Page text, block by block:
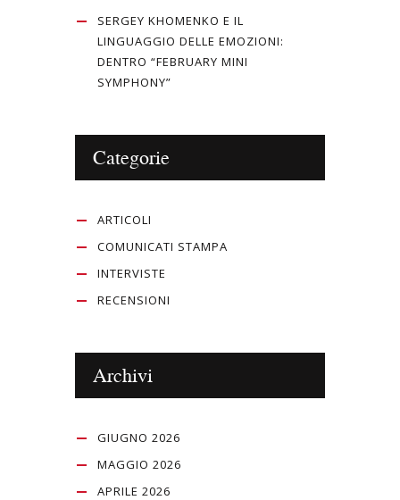
SERGEY KHOMENKO E IL
LINGUAGGIO DELLE EMOZIONI:
DENTRO “FEBRUARY MINI
SYMPHONY”
Categorie
ARTICOLI
COMUNICATI STAMPA
INTERVISTE
RECENSIONI
Archivi
GIUGNO 2026
MAGGIO 2026
APRILE 2026